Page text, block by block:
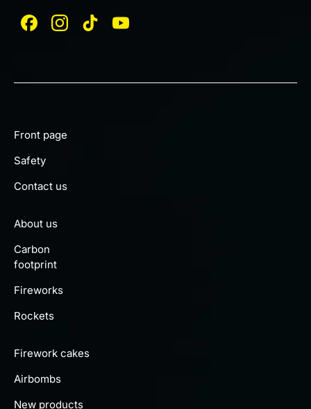
Front page
Safety
Contact us
About us
Carbon
footprint
Fireworks
Rockets
Firework cakes
Airbombs
New products